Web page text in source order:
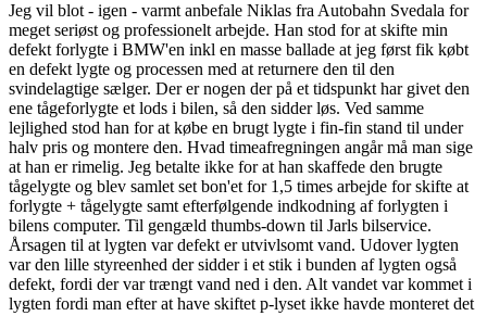
Jeg vil blot - igen - varmt anbefale Niklas fra Autobahn Svedala for
meget seriøst og professionelt arbejde. Han stod for at skifte min
defekt forlygte i BMW'en inkl en masse ballade at jeg først fik købt
en defekt lygte og processen med at returnere den til den
svindelagtige sælger. Der er nogen der på et tidspunkt har givet den
ene tågeforlygte et lods i bilen, så den sidder løs. Ved samme
lejlighed stod han for at købe en brugt lygte i fin-fin stand til under
halv pris og montere den. Hvad timeafregningen angår må man sige
at han er rimelig. Jeg betalte ikke for at han skaffede den brugte
tågelygte og blev samlet set bon'et for 1,5 times arbejde for skifte at
forlygte + tågelygte samt efterfølgende indkodning af forlygten i
bilens computer. Til gengæld thumbs-down til Jarls bilservice.
Årsagen til at lygten var defekt er utvivlsomt vand. Udover lygten
var den lille styreenhed der sidder i et stik i bunden af lygten også
defekt, fordi der var trængt vand ned i den. Alt vandet var kommet i
lygten fordi man efter at have skiftet p-lyset ikke havde monteret det